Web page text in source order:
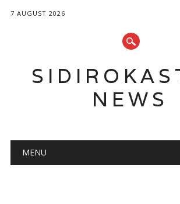
7 AUGUST 2026
NEWS
Main menu
MENU